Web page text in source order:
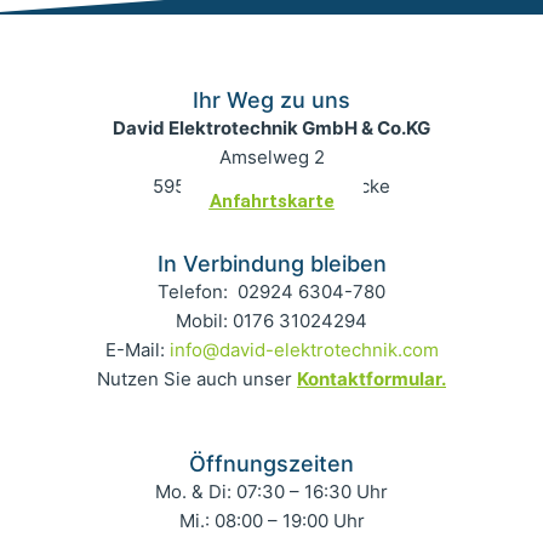
Ihr Weg zu uns
David Elektrotechnik GmbH & Co.KG
Amselweg 2
59519 Möhnesee-Körbecke
Anfahrtskarte
In Verbindung bleiben
Telefon: 02924 6304-780
Mobil: 0176 31024294
E-Mail: info@david-elektrotechnik.com
Nutzen Sie auch unser Kontaktformular.
Öffnungszeiten
Mo. & Di: 07:30 – 16:30 Uhr
Mi.: 08:00 – 19:00 Uhr